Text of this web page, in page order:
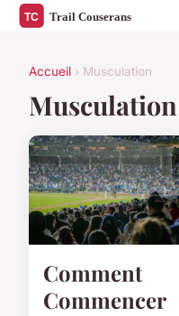
Accueil › Musculation
Musculation
Comment
Commencer